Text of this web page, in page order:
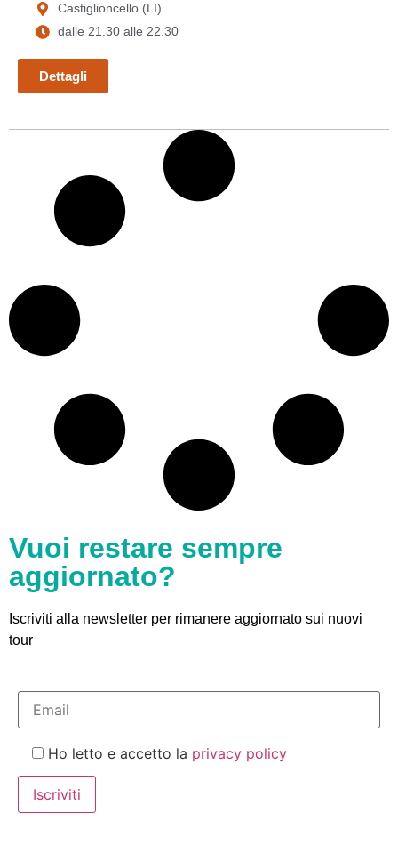
Castiglioncello (LI)
dalle 21.30 alle 22.30
Dettagli
Vuoi restare sempre
aggiornato?
Iscriviti alla newsletter per rimanere aggiornato sui nuovi
tour
Ho letto e accetto la privacy policy